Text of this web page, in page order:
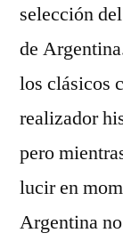
selección
de
los clásicos
realizador
pero
lucir en
Argentina